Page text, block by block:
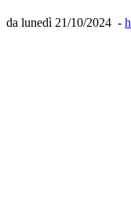
da lunedì 21/10/2024 -